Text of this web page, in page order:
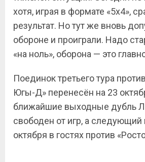
хотя, играя в формате «5х4»,
результат. Но тут же вновь
обороне и проиграли. Надо
«на ноль», оборона — это
Поединок третьего тура
Югы-Д» перенесён на 23
ближайшие выходные дубль
свободен от игр, а следующий
октября в гостях против